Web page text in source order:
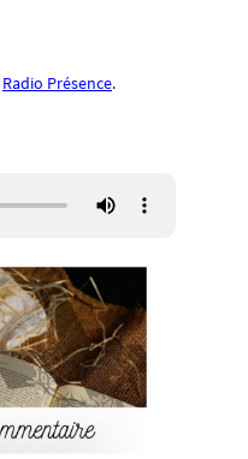
Radio Présence.